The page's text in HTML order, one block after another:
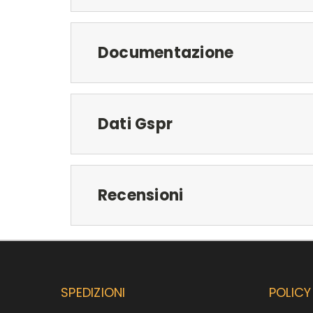
Documentazione
Dati Gspr
Recensioni
SPEDIZIONI POLICY